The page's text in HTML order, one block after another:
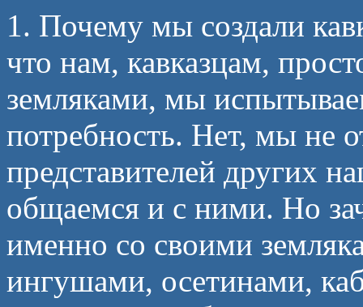
1. Почему мы создали
что нам, кавказцам,
земляками, мы
потребность. Нет, мы не
представителей других
общаемся и с ними. Но
именно со своими
ингушами, осетинами,